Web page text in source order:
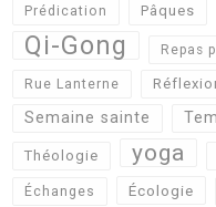
Prédication Pâques
Qi-Gong Repas
Rue Lanterne
Semaine sainte
Théologie yoga
Échanges Écologie